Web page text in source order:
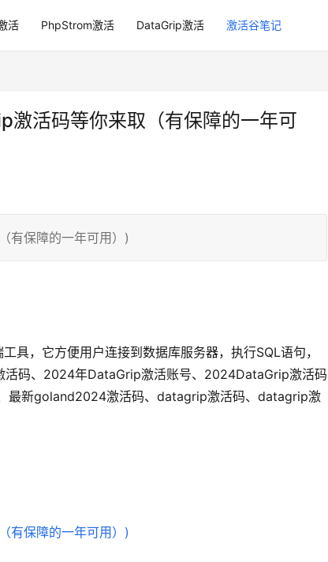
活 PhpStrom激活 DataGrip激活 激活谷笔记
活码等你来取（有保障的一年可
有保障的一年可用）)
，它方便用户连接到数据库服务器，执行SQL语句，
码、2024年DataGrip激活账号、2024DataGrip激活码
新goland2024激活码、datagrip激活码、datagrip激